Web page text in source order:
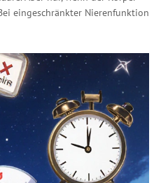
eingeschränkter Nierenfunktion